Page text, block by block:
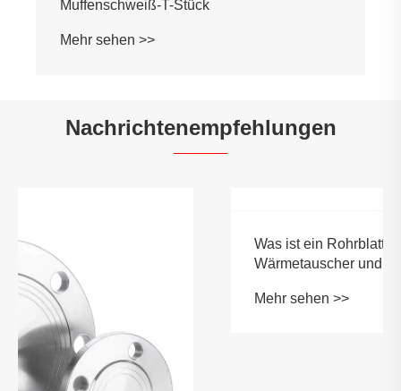
Muffenschweißkupplung
Mehr sehen >>
Nachrichtenempfehlungen